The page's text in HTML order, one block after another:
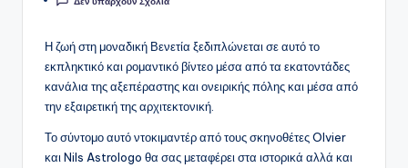
Η ζωή στη μοναδική Βενετία ξεδιπλώνεται σε αυτό το
εκπληκτικό και ρομαντικό βίντεο μέσα από τα εκατοντάδες
κανάλια της αξεπέραστης και ονειρικής πόλης και μέσα από
την εξαιρετική της αρχιτεκτονική.
Το σύντομο αυτό ντοκιμαντέρ από τους σκηνοθέτες Olvier
και Nils Astrologo θα σας μεταφέρει στα ιστορικά αλλά και